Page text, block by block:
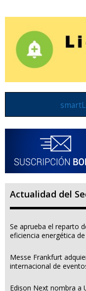
Actualidad del
Se aprueba el reparto
eficiencia energética
Messe Frankfurt
internacional de
Edison Next nombra a